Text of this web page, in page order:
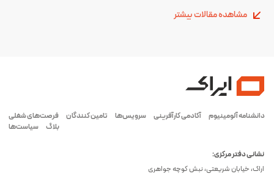
مشاهده مقالات بیشتر
دانشنامه آلومینیوم آکادمی کارآفرینی سرویس‌ها تامین کنندگان
فرصت‌های شغلی
بلاگ
سیاست‌ها
نشانی دفتر مرکزی:
اراک، خیابان شریعتی، نبش کوچه جواهری